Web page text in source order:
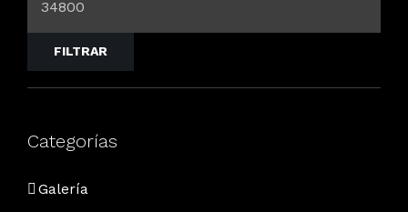
FILTRAR
Categorías
Galería